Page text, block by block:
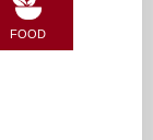
FOOD